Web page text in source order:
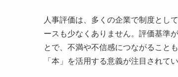
人事評価は、多くの企業で制度とし
ースも少なくありません。評価基準
とで、不満や不信感につながること
「本」を活用する意義が注目されてい